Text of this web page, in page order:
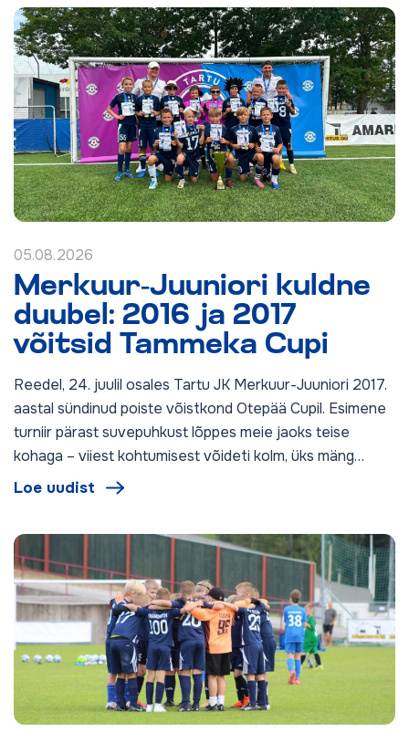
05.08.2026
Merkuur-Juuniori kuldne
duubel: 2016 ja 2017
võitsid Tammeka Cupi
Reedel, 24. juulil osales Tartu JK Merkuur-Juuniori 2017.
aastal sündinud poiste võistkond Otepää Cupil. Esimene
turniir pärast suvepuhkust lõppes meie jaoks teise
kohaga – viiest kohtumisest võideti kolm, üks mäng…
Loe uudist